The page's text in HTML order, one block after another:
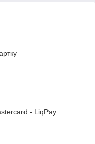
- LiqPay